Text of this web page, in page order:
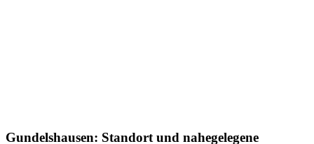
Gundelshausen: Standort und nahegelegene